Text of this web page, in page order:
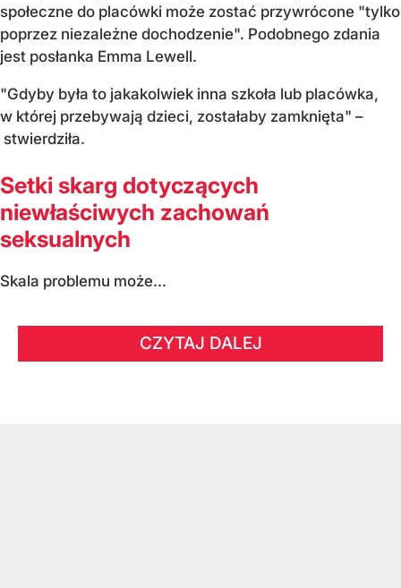
społeczne do placówki może zostać przywrócone "tylko
poprzez niezależne dochodzenie". Podobnego zdania
jest posłanka Emma Lewell.
"Gdyby była to jakakolwiek inna szkoła lub placówka,
w której przebywają dzieci, zostałaby zamknięta" –
stwierdziła.
Setki skarg dotyczących
niewłaściwych zachowań
seksualnych
Skala problemu może...
CZYTAJ DALEJ